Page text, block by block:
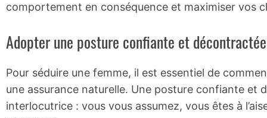
comportement en conséquence et maximiser vos
Adopter une posture confiante et
Pour séduire une femme, il est essentiel de
une assurance naturelle. Une posture confiante
interlocutrice : vous vous assumez, vous êtes à